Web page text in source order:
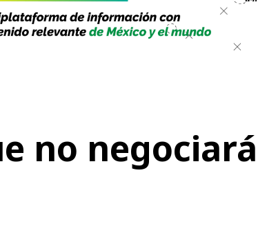
no negociará